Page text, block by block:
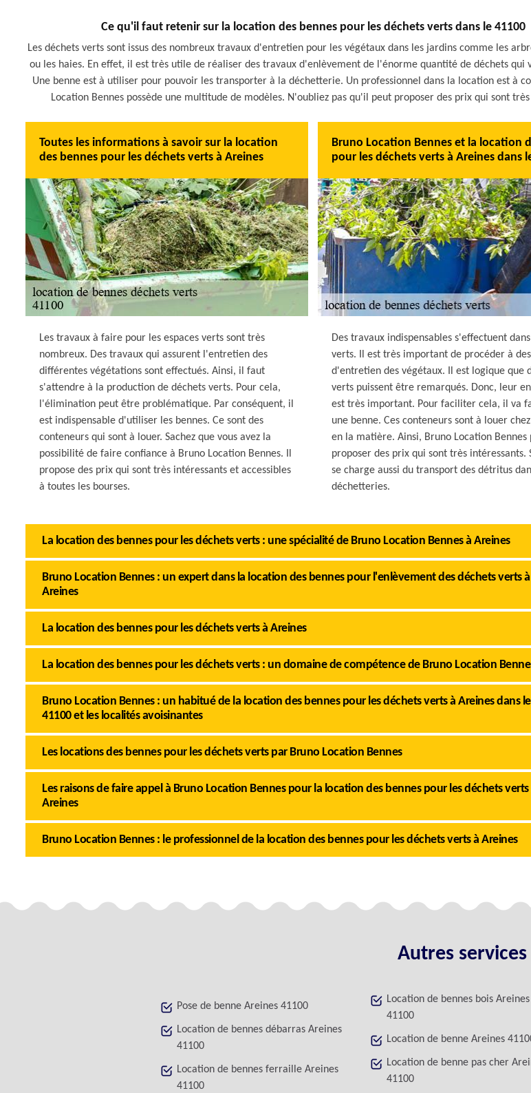
Ce qu'il faut retenir sur la location des bennes pour les déchets verts dans le 41100
Les déchets verts sont issus des nombreux travaux d'entretien pour les végétaux dans les jardins comme les
ou les haies. En effet, il est très utile de réaliser des travaux d'enlèvement de l'énorme quantité de déchets qui
Une benne est à utiliser pour pouvoir les transporter à la déchetterie. Un professionnel dans la location est à
Location Bennes possède une multitude de modèles. N'oubliez pas qu'il peut proposer des prix qui sont
Toutes les informations à savoir sur la location
des bennes pour les déchets verts à Areines
Les travaux à faire pour les espaces verts sont très
nombreux. Des travaux qui assurent l'entretien des
différentes végétations sont effectués. Ainsi, il faut
s'attendre à la production de déchets verts. Pour cela,
l'élimination peut être problématique. Par conséquent, il
est indispensable d'utiliser les bennes. Ce sont des
conteneurs qui sont à louer. Sachez que vous avez la
possibilité de faire confiance à Bruno Location Bennes. Il
propose des prix qui sont très intéressants et accessibles
à toutes les bourses.
Bruno Location Bennes et la location
pour les déchets verts à Areines dans
Des travaux indispensables s'effectuent
verts. Il est très important de procéder à
d'entretien des végétaux. Il est logique que
verts puissent être remarqués. Donc, leur
est très important. Pour faciliter cela, il va
une benne. Ces conteneurs sont à louer
en la matière. Ainsi, Bruno Location Bennes
proposer des prix qui sont très intéressants.
se charge aussi du transport des détritus
déchetteries.
La location des bennes pour les déchets verts : une spécialité de Bruno Location Bennes à Areines
Bruno Location Bennes : un expert dans la location des bennes pour l'enlèvement des déchets verts à
Areines
La location des bennes pour les déchets verts à Areines
La location des bennes pour les déchets verts : un domaine de compétence de Bruno Location
Bruno Location Bennes : un habitué de la location des bennes pour les déchets verts à Areines dans le
41100 et les localités avoisinantes
Les locations des bennes pour les déchets verts par Bruno Location Bennes
Les raisons de faire appel à Bruno Location Bennes pour la location des bennes pour les déchets verts
Areines
Bruno Location Bennes : le professionnel de la location des bennes pour les déchets verts à Areines
Autres services
Pose de benne Areines 41100
Location de bennes débarras Areines
41100
Location de bennes ferraille Areines
41100
Location de bennes bois Areines
41100
Location de benne Areines
Location de benne pas cher
41100